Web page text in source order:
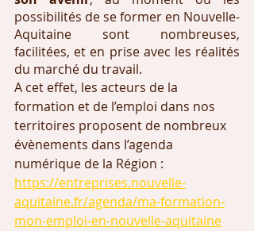
possibilités de se former en Nouvelle-
Aquitaine sont nombreuses,
facilitées, et en prise avec les réalités
du marché du travail.
A cet effet, les acteurs de la
formation et de l’emploi dans nos
territoires proposent de nombreux
évènements dans l’agenda
numérique de la Région :
https://entreprises.nouvelle-
aquitaine.fr/agenda/ma-formation-
mon-emploi-en-nouvelle-aquitaine